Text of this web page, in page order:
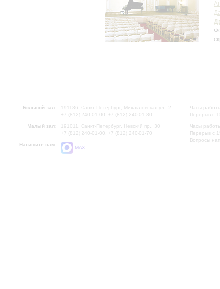
Большой зал:
191186, Санкт-Петербург, Михайловская ул., 2
+7 (812) 240-01-00, +7 (812) 240-01-80
Малый зал:
191011, Санкт-Петербург, Невский пр., 30
+7 (812) 240-01-00, +7 (812) 240-01-70
Напишите нам:
MAX
Часы
Перерыв с
Часы
Перерыв с
Вопросы